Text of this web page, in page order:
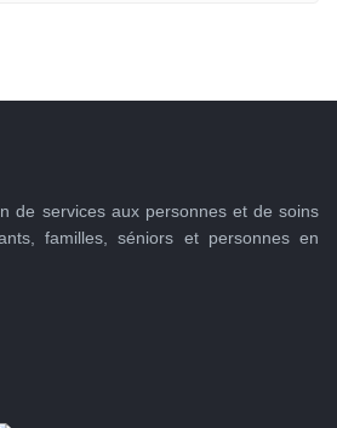
de services aux personnes et de soins
familles, séniors et personnes en